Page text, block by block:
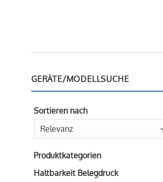
GERÄTE/MODELLSUCHE
Sortieren nach
Sort Products
Produktkategorien
Alle Bonrollen aus BPA-freiem
Haltbarkeit Belegdruck